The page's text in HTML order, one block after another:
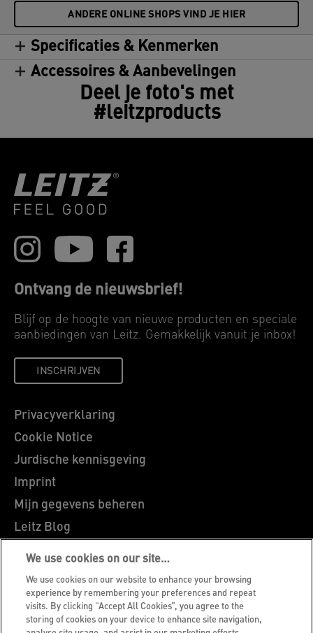
ANDERE ONLINE SHOPS VIND JE HIER
Specificaties & Kenmerken
Accessoires & Aanbevelingen
Deel je foto's met
#leitzproducts
Ontvang de nieuwsbrief!
Blijf op de hoogte van nieuwe producten en speciale
aanbiedingen van Leitz. Gemakkelijk vanuit je inbox!
INSCHRIJVEN
Privacyverklaring
Cookie Notice
Jurdische kennisgeving
Imprint
Mijn gegevens beheren
Leitz Blog
Vacatures
Leitz EasyPrint
Klantenservice
Richtlijnen bij recycling van verpakkingen
We use cookies on our site…
We use cookies on our website to enhance your browsing
experience by remembering your preferences and repeat
visits. By clicking “Accept All Cookies”, you agree to the
storing of cookies on your device to enhance site navigation,